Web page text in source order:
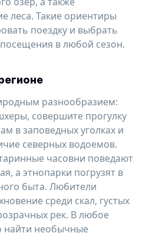
леса. Такие ориентиры
поездку и выбрать
в любой сезон.
разнообразием:
совершите прогулку
в заповедных уголках и
северных водоемов.
часовни поведают
а этнопарки погрузят в
быта. Любители
среди скал, густых
рек. В любое
найти необычные